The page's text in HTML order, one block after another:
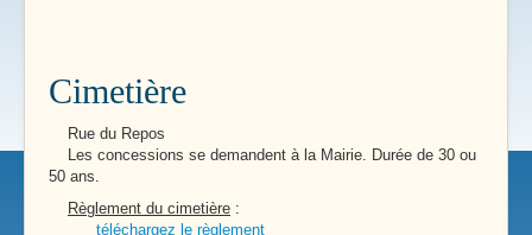
Cimetière
Rue du Repos
Les concessions se demandent à la Mairie. Durée de 30 ou
50 ans.
Règlement du cimetière :
téléchargez le règlement